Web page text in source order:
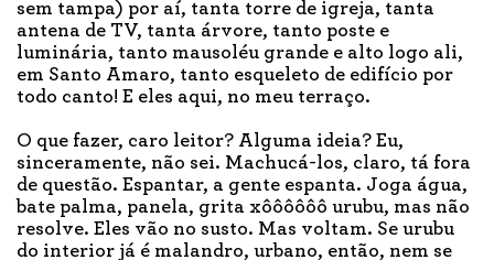
sem tampa) por aí, tanta torre de igreja, tanta
antena de TV, tanta árvore, tanto poste e
luminária, tanto mausoléu grande e alto logo ali,
em Santo Amaro, tanto esqueleto de edifício por
todo canto! E eles aqui, no meu terraço.
O que fazer, caro leitor? Alguma ideia? Eu,
sinceramente, não sei. Machucá-los, claro, tá fora
de questão. Espantar, a gente espanta. Joga água,
bate palma, panela, grita xôôôôôô urubu, mas não
resolve. Eles vão no susto. Mas voltam. Se urubu
do interior já é malandro, urbano, então, nem se